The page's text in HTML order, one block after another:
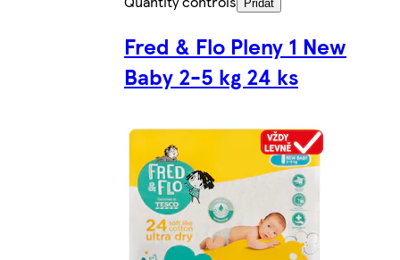
Přidat
Fred & Flo Pleny 1 New
Baby 2-5 kg 24 ks